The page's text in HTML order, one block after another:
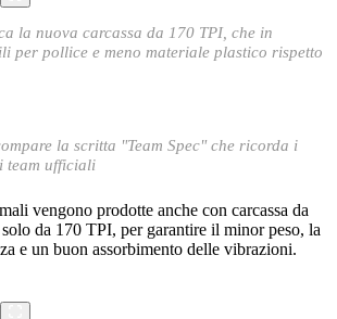
la nuova carcassa da 170 TPI, che in
per pollice e meno materiale plastico rispetto
la scritta "Team Spec" che ricorda i
team ufficiali
vengono prodotte anche con carcassa da
da 170 TPI, per garantire il minor peso, la
e un buon assorbimento delle vibrazioni.